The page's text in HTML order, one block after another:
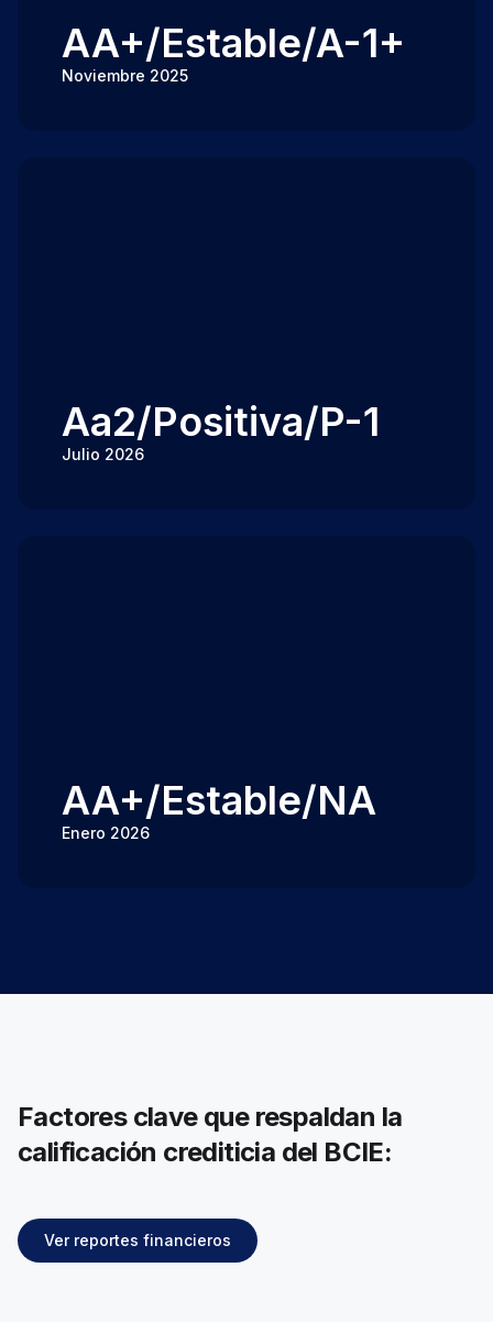
AA+/Estable/A-1+
Noviembre 2025
Aa2/Positiva/P-1
Julio 2026
AA+/Estable/NA
Enero 2026
Factores clave que respaldan la
calificación crediticia del BCIE:
Ver reportes financieros